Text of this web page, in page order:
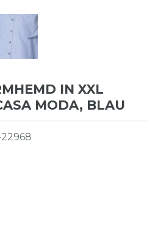
IN XXL
MODA, BLAU